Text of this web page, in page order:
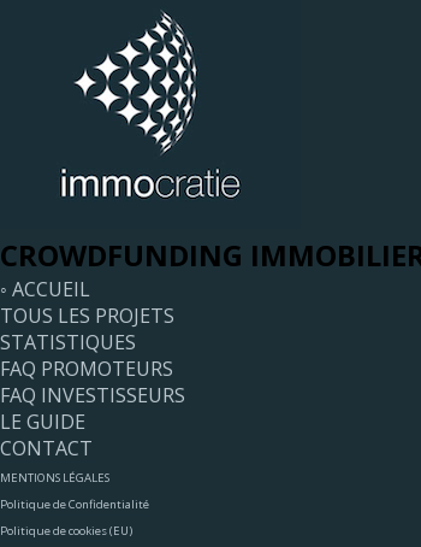
CROWDFUNDING
◦ ACCUEIL
TOUS LES PROJETS
STATISTIQUES
FAQ PROMOTEURS
FAQ INVESTISSEURS
LE GUIDE
CONTACT
MENTIONS LÉGALES
Politique de Confidentialité
Politique de cookies (EU)